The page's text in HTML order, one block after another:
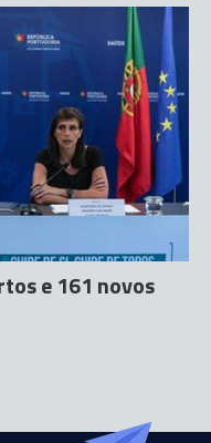
e 161 novos